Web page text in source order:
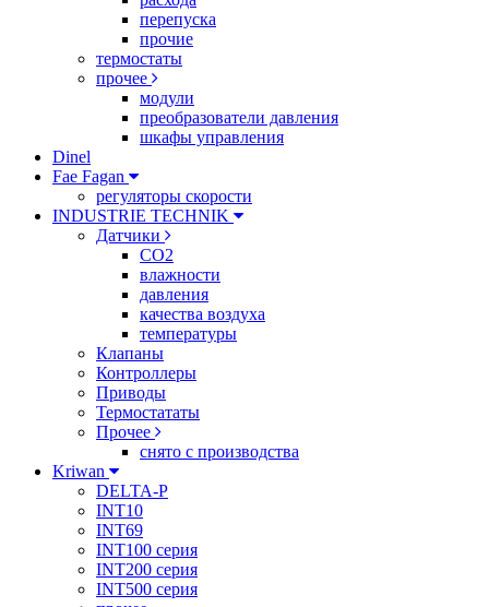
перепуска
прочие
термостаты
прочее
модули
преобразователи давления
шкафы управления
Dinel
Fae Fagan
регуляторы скорости
INDUSTRIE TECHNIK
Датчики
CO2
влажности
давления
качества воздуха
температуры
Клапаны
Контроллеры
Приводы
Термостататы
Прочее
снято с производства
Kriwan
DELTA-P
INT10
INT69
INT100 серия
INT200 серия
INT500 серия